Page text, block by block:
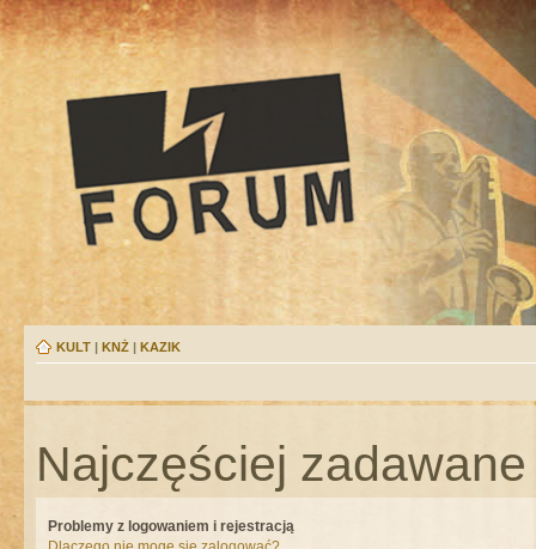
KULT | KNŻ | KAZIK
Najczęściej
Problemy z logowaniem i rejestracją